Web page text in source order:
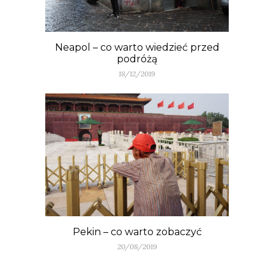
Neapol – co warto wiedzieć przed
podróżą
18/12/2019
Pekin – co warto zobaczyć
20/08/2019